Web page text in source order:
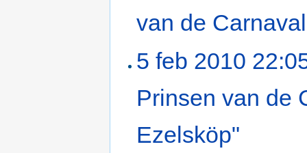
van de
5 feb 2010
Prinsen van de
Ezelsköp"